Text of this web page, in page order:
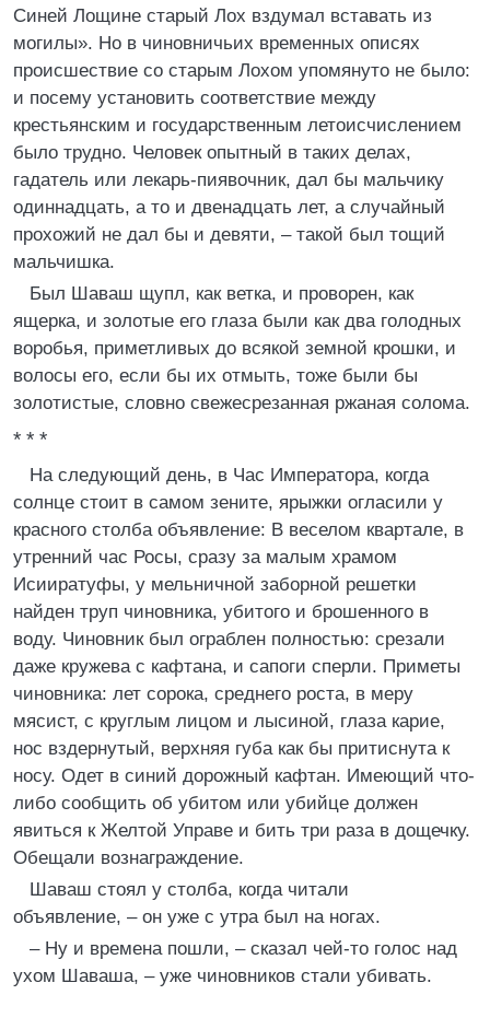
Синей Лощине старый Лох вздумал вставать из
могилы». Но в чиновничьих временных описях
происшествие со старым Лохом упомянуто не было:
и посему установить соответствие между
крестьянским и государственным летоисчислением
было трудно. Человек опытный в таких делах,
гадатель или лекарь-пиявочник, дал бы мальчику
одиннадцать, а то и двенадцать лет, а случайный
прохожий не дал бы и девяти, – такой был тощий
мальчишка.
Был Шаваш щупл, как ветка, и проворен, как
ящерка, и золотые его глаза были как два голодных
воробья, приметливых до всякой земной крошки, и
волосы его, если бы их отмыть, тоже были бы
золотистые, словно свежесрезанная ржаная солома.
* * *
На следующий день, в Час Императора, когда
солнце стоит в самом зените, ярыжки огласили у
красного столба объявление: В веселом квартале, в
утренний час Росы, сразу за малым храмом
Исииратуфы, у мельничной заборной решетки
найден труп чиновника, убитого и брошенного в
воду. Чиновник был ограблен полностью: срезали
даже кружева с кафтана, и сапоги сперли. Приметы
чиновника: лет сорока, среднего роста, в меру
мясист, с круглым лицом и лысиной, глаза карие,
нос вздернутый, верхняя губа как бы притиснута к
носу. Одет в синий дорожный кафтан. Имеющий что-
либо сообщить об убитом или убийце должен
явиться к Желтой Управе и бить три раза в дощечку.
Обещали вознаграждение.
Шаваш стоял у столба, когда читали
объявление, – он уже с утра был на ногах.
– Ну и времена пошли, – сказал чей-то голос над
ухом Шаваша, – уже чиновников стали убивать.